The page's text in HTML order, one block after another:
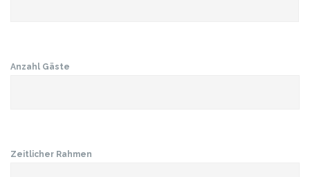
Anzahl Gäste
Zeitlicher Rahmen